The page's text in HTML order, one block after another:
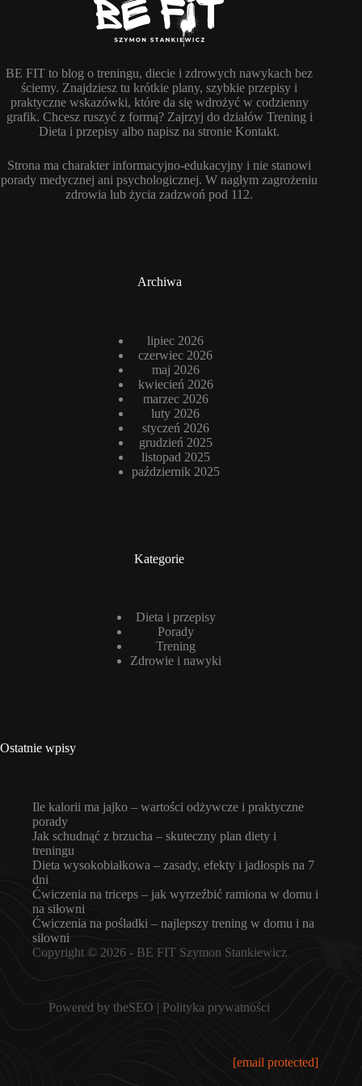
BE FIT to blog o treningu, diecie i zdrowych nawykach bez
ściemy. Znajdziesz tu krótkie plany, szybkie przepisy i
praktyczne wskazówki, które da się wdrożyć w codzienny
grafik. Chcesz ruszyć z formą? Zajrzyj do działów Trening i
Dieta i przepisy albo napisz na stronie Kontakt.
Strona ma charakter informacyjno-edukacyjny i nie stanowi
porady medycznej ani psychologicznej. W nagłym zagrożeniu
zdrowia lub życia zadzwoń pod 112.
Archiwa
lipiec 2026
czerwiec 2026
maj 2026
kwiecień 2026
marzec 2026
luty 2026
styczeń 2026
grudzień 2025
listopad 2025
październik 2025
Kategorie
Dieta i przepisy
Porady
Trening
Zdrowie i nawyki
Ostatnie wpisy
Ile kalorii ma jajko – wartości odżywcze i praktyczne
porady
Jak schudnąć z brzucha – skuteczny plan diety i
treningu
Dieta wysokobiałkowa – zasady, efekty i jadłospis na 7
dni
Ćwiczenia na triceps – jak wyrzeźbić ramiona w domu i
na siłowni
Ćwiczenia na pośladki – najlepszy trening w domu i na
siłowni
Copyright © 2026 - BE FIT Szymon Stankiewicz
Powered bytheSEO | Polityka prywatności
[email protected]